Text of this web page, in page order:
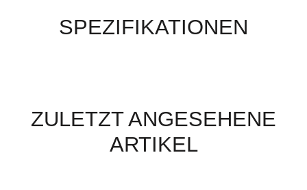
SPEZIFIKATIONEN
ZULETZT ANGESEHENE
ARTIKEL